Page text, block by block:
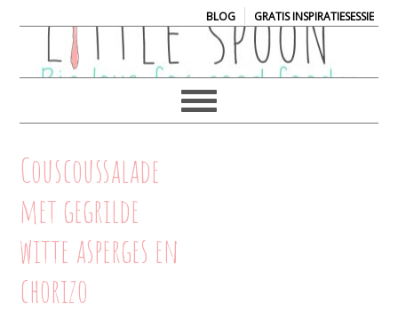
BLOG| GRATIS INSPIRATIESESSIE
Couscoussalade
met gegrilde
witte asperges en
chorizo